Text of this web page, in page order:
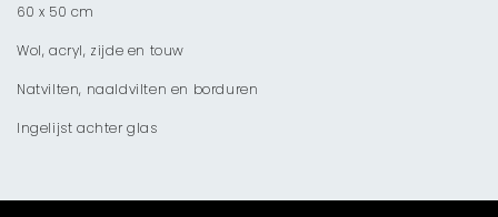
60 x 50 cm
Wol, acryl, zijde en touw
Natvilten, naaldvilten en borduren
Ingelijst achter glas